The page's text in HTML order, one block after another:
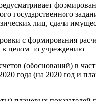
государственного
лиц, сдачи
с формирования
в целом по учреждению.
(обоснований) в
года (на 2020 год и